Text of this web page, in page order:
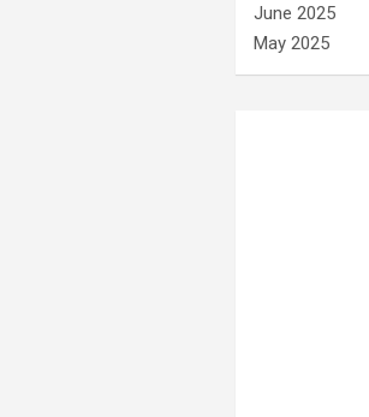
June 2025
May 2025